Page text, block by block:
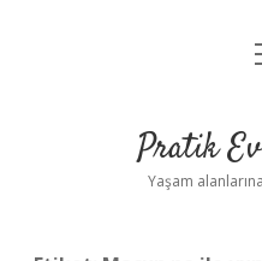
Pratik
Yaşam